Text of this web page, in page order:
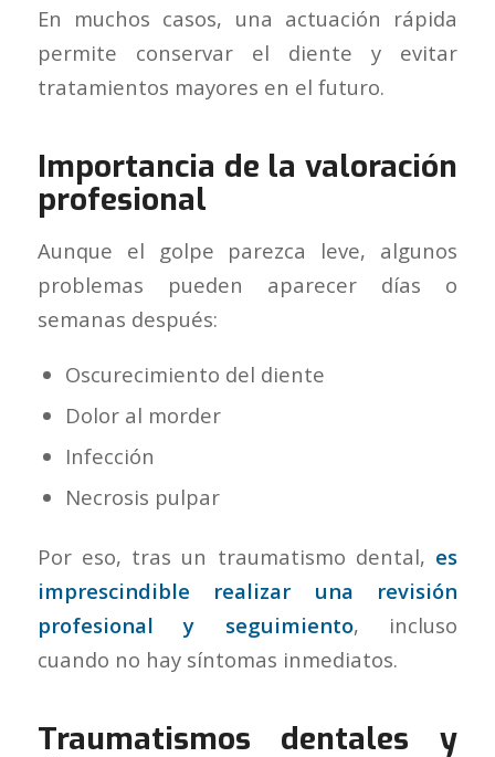
En muchos casos, una actuación rápida
permite conservar el diente y evitar
tratamientos mayores en el futuro.
Importancia de la valoración
profesional
Aunque el golpe parezca leve, algunos
problemas pueden aparecer días o
semanas después:
Oscurecimiento del diente
Dolor al morder
Infección
Necrosis pulpar
Por eso, tras un traumatismo dental, es
imprescindible realizar una revisión
profesional y seguimiento, incluso
cuando no hay síntomas inmediatos.
Traumatismos dentales y